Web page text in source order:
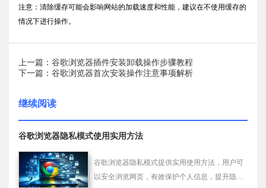
注意：清除缓存可能会影响网站的加载速度和性能，建议在不使用缓存的
情况下进行操作。
上一篇：谷歌浏览器插件安装卸载操作步骤教程
下一篇：谷歌浏览器首次安装操作注意事项解析
继续阅读
谷歌浏览器隐私模式使用实用方法
谷歌浏览器隐私模式提供实用使用方法，用户可
以安全浏览网页，有效保护个人信息，提升隐私